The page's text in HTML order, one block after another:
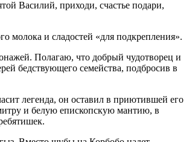
Василий, приходи, счастье подари,
молока и сладостей «для подкрепления».
Полагаю, что добрый чудотворец и
бедствующего семейства, подбросив в
легенда, он оставил в приютившей его
и белую епископскую мантию, в